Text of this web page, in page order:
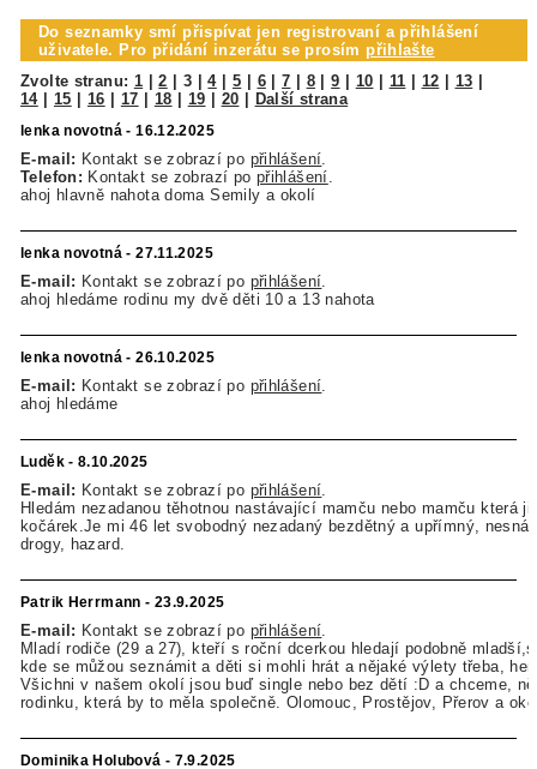
Do seznamky smí přispívat jen registrovaní a přihlášení
uživatele. Pro přidání inzerátu se prosímpřihlašte
Zvolte stranu: 1 |2 3 |4| 5 6|7 8|9 10 11 12 13
14| 15 16 17 18 19 20 Další strana
lenka novotná - 16.12.2025
E-mail: Kontakt se zobrazí po přihlášení
Telefon: Kontakt se zobrazí po přihlášení
ahoj hlavně nahota doma Semily a okolí
lenka novotná - 27.11.2025
E-mail: Kontakt se zobrazí po přihlášení
ahoj hledáme rodinu my dvě děti 10 a 13 nahota
lenka novotná - 26.10.2025
E-mail: Kontakt se zobrazí po přihlášení
ahoj hledáme
Luděk - 8.10.2025
E-mail: Kontakt se zobrazí po přihlášení
Hledám nezadanou těhotnou nastávající mamču nebo mamču která
kočárek.Je mi 46 let svobodný nezadaný bezdětný a upřímný,
drogy, hazard.
Patrik Herrmann - 23.9.2025
E-mail: Kontakt se zobrazí po přihlášení
Mladí rodiče (29 a 27), kteří s roční dcerkou hledají podobně
kde se můžou seznámit a děti si mohli hrát a nějaké výlety třeba,
Všichni v našem okolí jsou buď single nebo bez dětí :D a chceme,
rodinku, která by to měla společně. Olomouc, Prostějov, Přerov a
Dominika Holubová - 7.9.2025